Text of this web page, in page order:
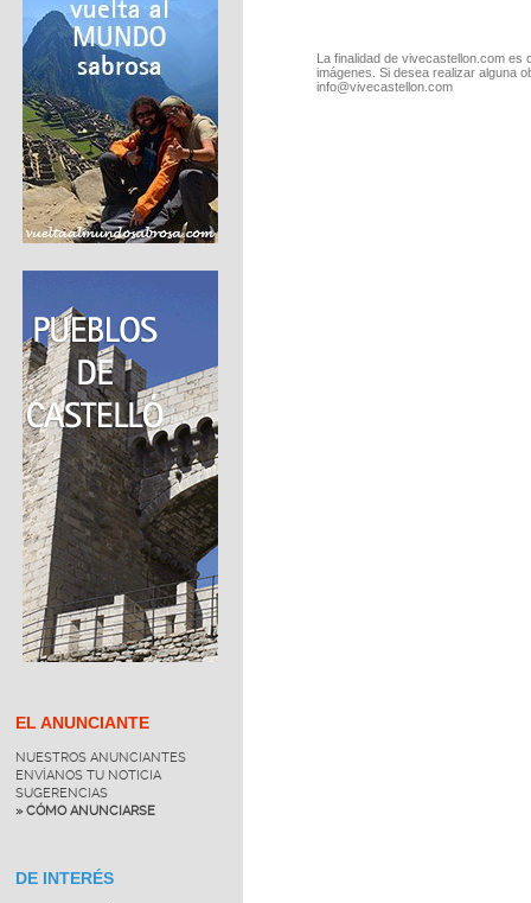
EL ANUNCIANTE
NUESTROS ANUNCIANTES
ENVÍANOS TU NOTICIA
SUGERENCIAS
» CÓMO ANUNCIARSE
DE INTERÉS
La finalidad de vivecastellon.com
imágenes. Si desea realizar alguna
info@vivecastellon.com